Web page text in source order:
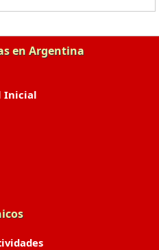
en Argentina
Inicial